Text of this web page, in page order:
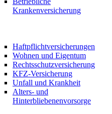
Krankenversicherung
Haftpflichtversicherungen
Wohnen und Eigentum
Rechtsschutzversicherung
KFZ-Versicherung
Unfall und Krankheit
Alters- und
Hinterbliebenenvorsorge